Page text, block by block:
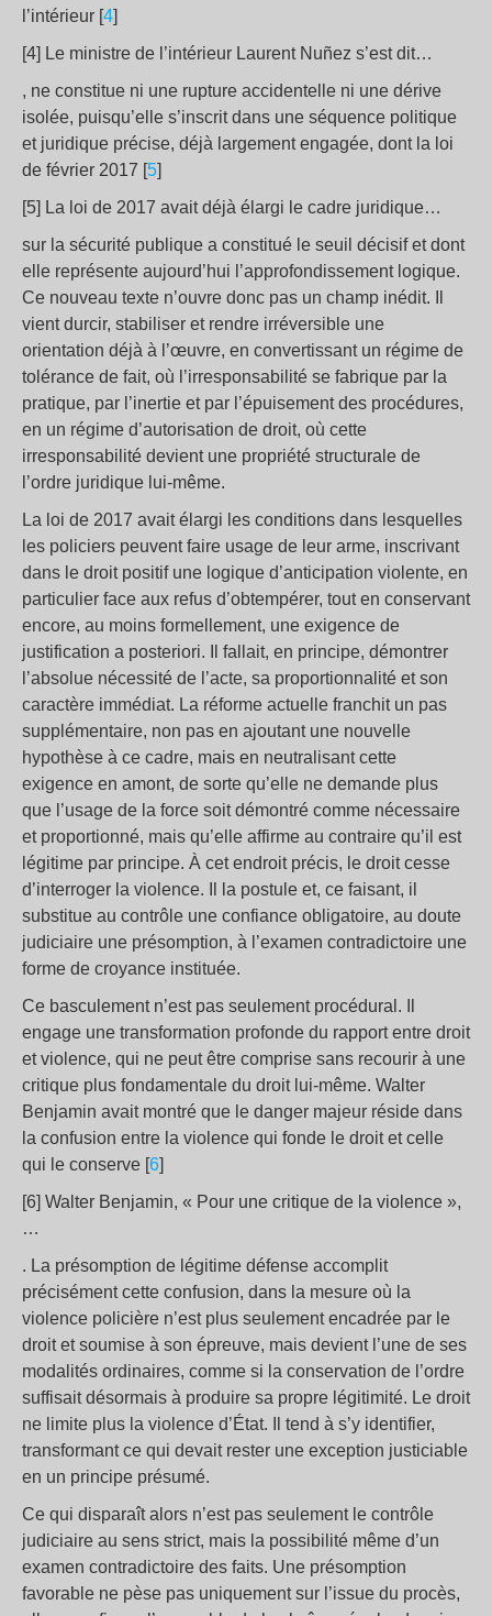
l’intérieur [4]
[4] Le ministre de l’intérieur Laurent Nuñez s’est dit…
, ne constitue ni une rupture accidentelle ni une dérive
isolée, puisqu’elle s’inscrit dans une séquence politique
et juridique précise, déjà largement engagée, dont la loi
de février 2017 [5]
[5] La loi de 2017 avait déjà élargi le cadre juridique…
sur la sécurité publique a constitué le seuil décisif et dont
elle représente aujourd’hui l’approfondissement logique.
Ce nouveau texte n’ouvre donc pas un champ inédit. Il
vient durcir, stabiliser et rendre irréversible une
orientation déjà à l’œuvre, en convertissant un régime de
tolérance de fait, où l’irresponsabilité se fabrique par la
pratique, par l’inertie et par l’épuisement des procédures,
en un régime d’autorisation de droit, où cette
irresponsabilité devient une propriété structurale de
l’ordre juridique lui-même.
La loi de 2017 avait élargi les conditions dans lesquelles
les policiers peuvent faire usage de leur arme, inscrivant
dans le droit positif une logique d’anticipation violente, en
particulier face aux refus d’obtempérer, tout en conservant
encore, au moins formellement, une exigence de
justification a posteriori. Il fallait, en principe, démontrer
l’absolue nécessité de l’acte, sa proportionnalité et son
caractère immédiat. La réforme actuelle franchit un pas
supplémentaire, non pas en ajoutant une nouvelle
hypothèse à ce cadre, mais en neutralisant cette
exigence en amont, de sorte qu’elle ne demande plus
que l’usage de la force soit démontré comme nécessaire
et proportionné, mais qu’elle affirme au contraire qu’il est
légitime par principe. À cet endroit précis, le droit cesse
d’interroger la violence. Il la postule et, ce faisant, il
substitue au contrôle une confiance obligatoire, au doute
judiciaire une présomption, à l’examen contradictoire une
forme de croyance instituée.
Ce basculement n’est pas seulement procédural. Il
engage une transformation profonde du rapport entre droit
et violence, qui ne peut être comprise sans recourir à une
critique plus fondamentale du droit lui-même. Walter
Benjamin avait montré que le danger majeur réside dans
la confusion entre la violence qui fonde le droit et celle
qui le conserve [6]
[6] Walter Benjamin, « Pour une critique de la violence »,
…
. La présomption de légitime défense accomplit
précisément cette confusion, dans la mesure où la
violence policière n’est plus seulement encadrée par le
droit et soumise à son épreuve, mais devient l’une de ses
modalités ordinaires, comme si la conservation de l’ordre
suffisait désormais à produire sa propre légitimité. Le droit
ne limite plus la violence d’État. Il tend à s’y identifier,
transformant ce qui devait rester une exception justiciable
en un principe présumé.
Ce qui disparaît alors n’est pas seulement le contrôle
judiciaire au sens strict, mais la possibilité même d’un
examen contradictoire des faits. Une présomption
favorable ne pèse pas uniquement sur l’issue du procès,